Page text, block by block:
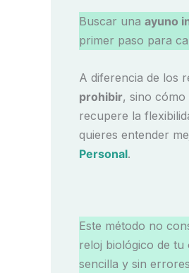
Buscar una ayuno
primer paso para
A diferencia de los
prohibir, sino
recupere la
quieres entender
Personal.
Este método no
reloj biológico de tu
sencilla y sin